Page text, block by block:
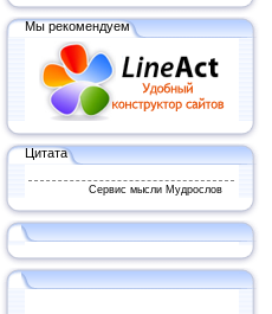
Мы рекомендуем
Цитата
Сервис мысли Мудрослов